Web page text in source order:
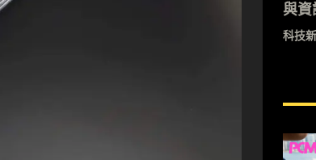
與資
科技